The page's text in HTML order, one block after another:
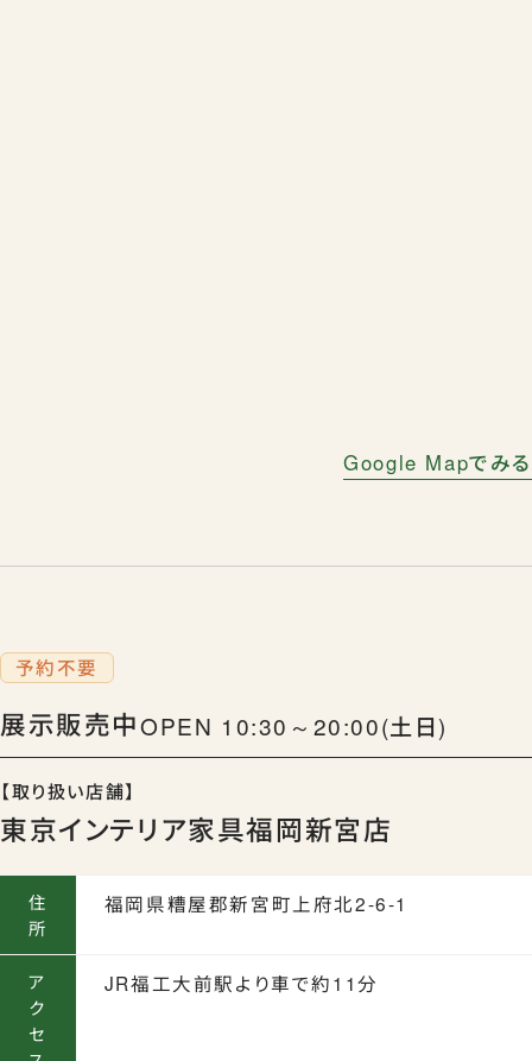
Google Mapでみる
予約不要
展示販売中OPEN 10:30～20:00(土日)
【取り扱い店舗】
東京インテリア家具福岡新宮店
住
所
福岡県糟屋郡新宮町上府北2-6-1
ア
ク
セ
JR福工大前駅より車で約11分